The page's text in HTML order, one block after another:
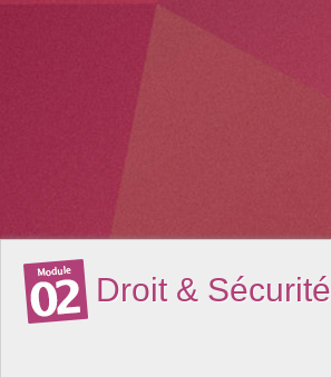
Droit & Sécurité